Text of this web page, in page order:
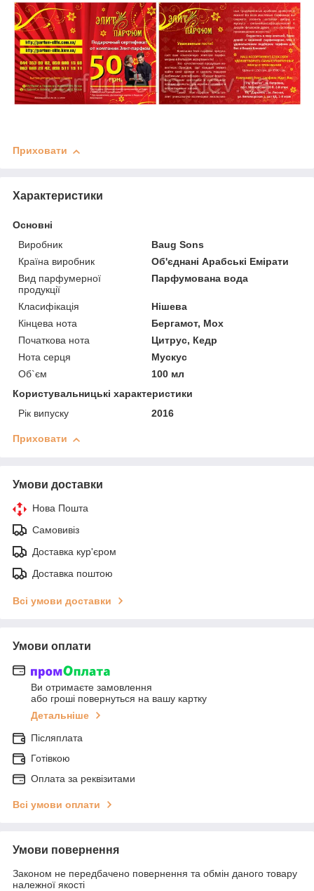
Приховати
Характеристики
Основні
Виробник
Baug Sons
Країна виробник
Об'єднані Арабські Емірати
Вид парфумерної
продукції
Парфумована вода
Класифікація
Нішева
Кінцева нота
Бергамот, Мох
Початкова нота
Цитрус, Кедр
Нота серця
Мускус
Об`єм
100 мл
Користувальницькі характеристики
Рік випуску
2016
Приховати
Умови доставки
Нова Пошта
Самовивіз
Доставка кур'єром
Доставка поштою
Всі умови доставки
Умови оплати
Ви отримаєте замовлення
або гроші повернуться на вашу картку
Детальніше
Післяплата
Готівкою
Оплата за реквізитами
Всі умови оплати
Умови повернення
Законом не передбачено повернення та обмін даного товару
належної якості